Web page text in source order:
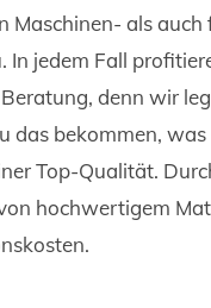
Maschinen- als auch
In jedem Fall
denn wir
das bekommen,
Top-Qualität.
hochwertigem